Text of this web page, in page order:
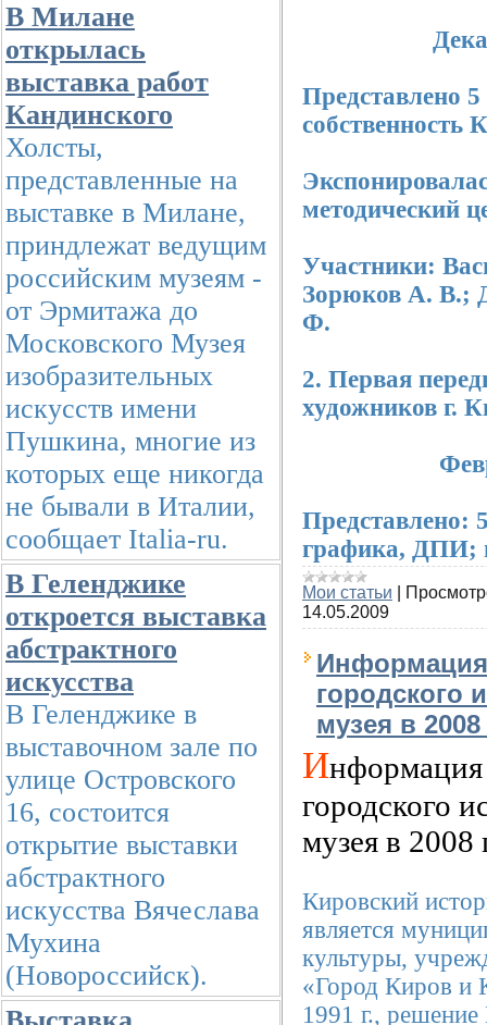
В Милане
открылась
выставка работ
Кандинского
Холсты,
представленные на
выставке в Милане,
приндлежат ведущим
российским музеям -
от Эрмитажа до
Московского Музея
изобразительных
искусств имени
Пушкина, многие из
которых еще никогда
не бывали в Италии,
сообщает Italia-ru.
В Геленджике
откроется выставка
абстрактного
искусства
В Геленджике в
выставочном зале по
улице Островского
16, состоится
открытие выставки
абстрактного
искусства Вячеслава
Мухина
(Новороссийск).
Декабрь
Представлено
методический
Участники:
Зорюков А. В.;
Ф.
2. Первая
художников г.
Февраль
Представлено:
графика, ДПИ;
Мои статьи
14.05.2009
Информация
городского
музея в 2008
Информация
городского
музея в 2008
Кировский
является
культуры,
«Город Киров и
1991 г.,